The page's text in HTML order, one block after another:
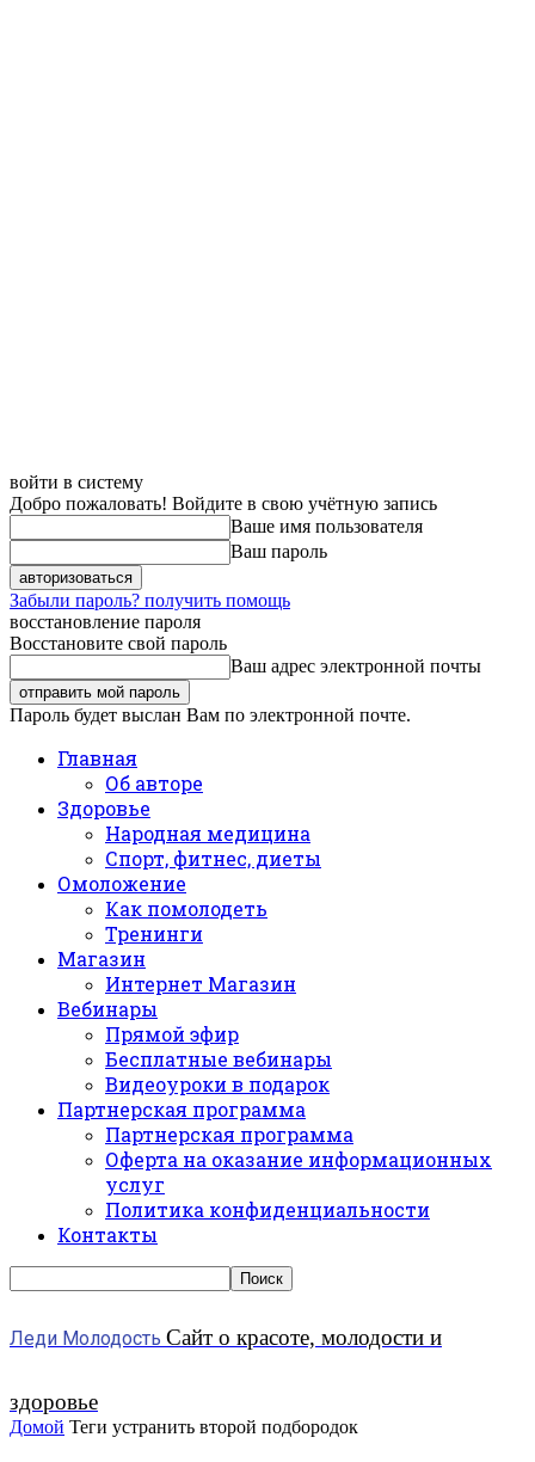
войти в систему
Добро пожаловать! Войдите в свою учётную запись
Ваше имя пользователя
Ваш пароль
Забыли пароль? получить помощь
восстановление пароля
Восстановите свой пароль
Ваш адрес электронной почты
Пароль будет выслан Вам по электронной почте.
Главная
Об авторе
Здоровье
Народная медицина
Спорт, фитнес, диеты
Омоложение
Как помолодеть
Тренинги
Магазин
Интернет Магазин
Вебинары
Прямой эфир
Бесплатные вебинары
Видеоуроки в подарок
Партнерская программа
Партнерская программа
Оферта на оказание информационных
услуг
Политика конфиденциальности
Контакты
Леди Молодость Сайт о красоте, молодости и
здоровье
Домой Теги устранить второй подбородок